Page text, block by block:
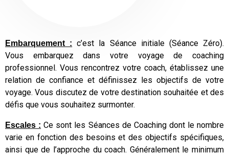
Embarquement : c’est la Séance initiale (Séance Zéro).
Vous embarquez dans votre voyage de coaching
professionnel. Vous rencontrez votre coach, établissez une
relation de confiance et définissez les objectifs de votre
voyage. Vous discutez de votre destination souhaitée et des
défis que vous souhaitez surmonter.
Escales : Ce sont les Séances de Coaching dont le nombre
varie en fonction des besoins et des objectifs spécifiques,
ainsi que de l’approche du coach. Généralement le minimum